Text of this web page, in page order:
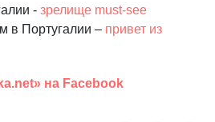
- зрелище must-see
в Португалии – привет из
на Facebook